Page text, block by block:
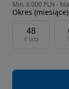
Min. 6 000 PLN -
Okres (miesiące)
48
4 lata